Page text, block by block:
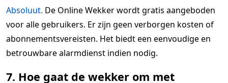
Absoluut. De Online Wekker wordt gratis aangeboden
voor alle gebruikers. Er zijn geen verborgen kosten of
abonnementsvereisten. Het biedt een eenvoudige en
betrouwbare alarmdienst indien nodig.
7. Hoe gaat de wekker om met